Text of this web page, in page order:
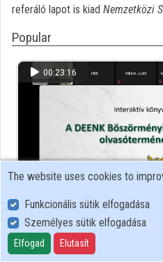
Contributors
referáló lapot is kiad Nemzetközi
Popular
00:23:16
Interaktív könyvtár születik
A Debreceni Egyetem Egyetemi és
The website uses cookies to
Funkcionális sütik elfogadása
Személyes sütik elfogadása
Elfogad Elutasít